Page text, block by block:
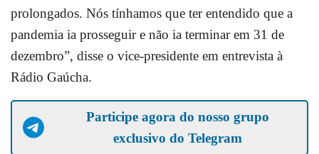
prolongados. Nós tínhamos que ter entendido que a
pandemia ia prosseguir e não ia terminar em 31 de
dezembro”, disse o vice-presidente em entrevista à
Rádio Gaúcha.
Participe agora do nosso grupo
exclusivo do Telegram